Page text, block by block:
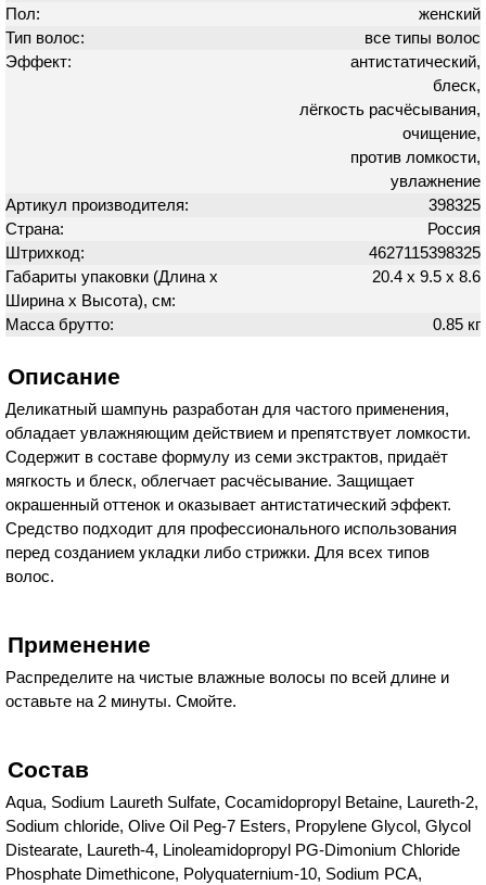
Пол:
женский
Тип волос:
все типы волос
Эффект:
антистатический,
блеск,
лёгкость расчёсывания,
очищение,
против ломкости,
увлажнение
Артикул производителя:
398325
Страна:
Россия
Штрихкод:
4627115398325
Габариты упаковки (Длина х
Ширина х Высота), см:
20.4 х 9.5 х 8.6
Масса брутто: 0.85 кг
Описание
Деликатный шампунь разработан для частого применения,
обладает увлажняющим действием и препятствует ломкости.
Содержит в составе формулу из семи экстрактов, придаёт
мягкость и блеск, облегчает расчёсывание. Защищает
окрашенный оттенок и оказывает антистатический эффект.
Средство подходит для профессионального использования
перед созданием укладки либо стрижки. Для всех типов
волос.
Применение
Распределите на чистые влажные волосы по всей длине и
оставьте на 2 минуты. Смойте.
Состав
Aqua, Sodium Laureth Sulfate, Cocamidopropyl Betaine, Laureth-2,
Sodium chloride, Olive Oil Peg-7 Esters, Propylene Glycol, Glycol
Distearate, Laureth-4, Linoleamidopropyl PG-Dimonium Chloride
Phosphate Dimethicone, Polyquaternium-10, Sodium PCA,